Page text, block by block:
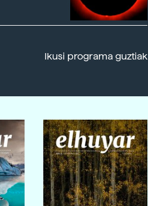
Ikusi programa guztiak